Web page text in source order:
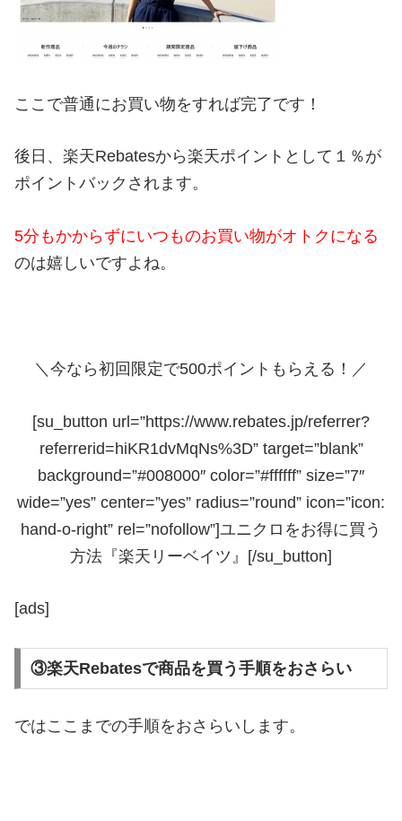
ここで普通にお買い物をすれば完了です！
後日、楽天Rebatesから楽天ポイントとして１％が
ポイントバックされます。
5分もかからずにいつものお買い物がオトクになる
のは嬉しいですよね。
＼今なら初回限定で500ポイントもらえる！／
[su_button url=”https://www.rebates.jp/referrer?
referrerid=hiKR1dvMqNs%3D” target=”blank”
background=”#008000″ color=”#ffffff” size=”7″
wide=”yes” center=”yes” radius=”round” icon=”icon:
hand-o-right” rel=”nofollow”]ユニクロをお得に買う
方法『楽天リーベイツ』[/su_button]
[ads]
③楽天Rebatesで商品を買う手順をおさらい
ではここまでの手順をおさらいします。